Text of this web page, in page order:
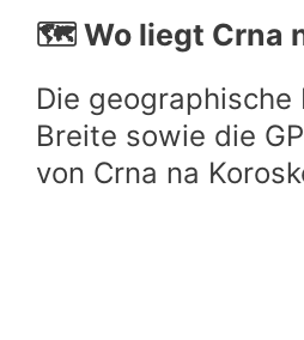
🗺️ Wo liegt Crna
Die geographische
Breite sowie die
von Crna na